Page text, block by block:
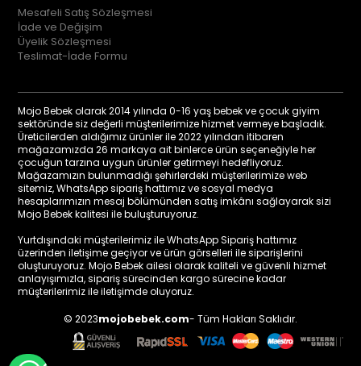
Mesafeli Satış Sözleşmesi
İade ve Değişim
Üyelik Sözleşmesi
Teslimat-İade Formu
Mojo Bebek olarak 2014 yılında 0-16 yaş bebek ve çocuk giyim
sektöründe siz değerli müşterilerimize hizmet vermeye başladık.
Üreticilerden aldığımız ürünler ile 2022 yılından itibaren
mağazamızda 26 markaya ait binlerce ürün seçeneğiyle her
çocuğun tarzına uygun ürünler getirmeyi hedefliyoruz.
Mağazamızın bulunmadığı şehirlerdeki müşterilerimize web
sitemiz, WhatsApp sipariş hattımız ve sosyal medya
hesaplarımızın mesaj bölümünden satış imkânı sağlayarak sizi
Mojo Bebek kalitesi ile buluşturuyoruz.
Yurtdışındaki müşterilerimiz ile WhatsApp Sipariş hattımız
üzerinden iletişime geçiyor ve ürün görselleri ile siparişlerini
oluşturuyoruz. Mojo Bebek ailesi olarak kaliteli ve güvenli hizmet
anlayışımızla, sipariş sürecinden kargo sürecine kadar
müşterilerimiz ile iletişimde oluyoruz.
© 2023mojobebek.com- Tüm Hakları Saklıdır.